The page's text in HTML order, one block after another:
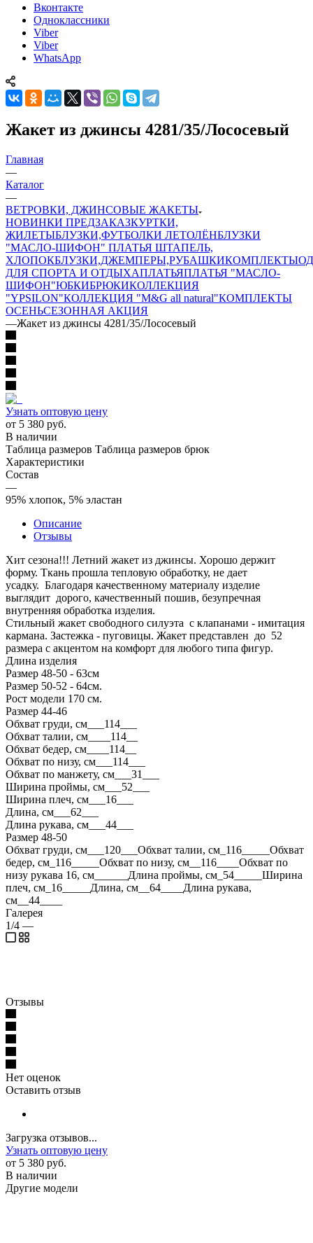
Вконтакте
Одноклассники
Viber
Viber
WhatsApp
Жакет из джинсы 4281/35/Лососевый
Главная
—
Каталог
—
ВЕТРОВКИ, ДЖИНСОВЫЕ ЖАКЕТЫ
НОВИНКИ ПРЕДЗАКАЗКУРТКИ,
ЖИЛЕТЫБЛУЗКИ,ФУТБОЛКИ ЛЕТОЛЁНБЛУЗКИ
"МАСЛО-ШИФОН" ПЛАТЬЯ ШТАПЕЛЬ,
ХЛОПОКБЛУЗКИ,ДЖЕМПЕРЫ,РУБАШКИКОМПЛЕКТЫ
ДЛЯ СПОРТА И ОТДЫХАПЛАТЬЯПЛАТЬЯ "МАСЛО-
ШИФОН"ЮБКИБРЮКИКОЛЛЕКЦИЯ
"YPSILON"КОЛЛЕКЦИЯ "M&G all natural"КОМПЛЕКТЫ
ОСЕНЬСЕЗОННАЯ АКЦИЯ
—Жакет из джинсы 4281/35/Лососевый
Узнать оптовую цену
от 5 380 руб.
В наличии
Таблица размеров Таблица размеров брюк
Характеристики
Состав
—
95% хлопок, 5% эластан
Описание
Отзывы
Хит сезона!!! Летний жакет из джинсы. Хорошо держит
форму. Ткань прошла тепловую обработку, не дает
усадку. Благодаря качественному материалу изделие
выглядит дорого, качественный пошив, безупречная
внутренняя обработка изделия.
Стильный жакет свободного силуэта с клапанами - имитация
кармана. Застежка - пуговицы. Жакет представлен до 52
размера с акцентом на комфорт для любого типа фигур.
Длина изделия
Размер 48-50 - 63см
Размер 50-52 - 64см.
Рост модели 170 см.
Размер 44-46
Обхват груди, см___114___
Обхват талии, см____114__
Обхват бедер, см____114__
Обхват по низу, см___114___
Обхват по манжету, см___31___
Ширина проймы, см___52___
Ширина плеч, см___16___
Длина, см___62___
Длина рукава, см___44___
Размер 48-50
Обхват груди, см___120___Обхват талии, см_116_____Обхват
бедер, см_116_____Обхват по низу, см__116____Обхват по
низу рукава 16, см______Длина проймы, см_54_____Ширина
плеч, см_16_____Длина, см__64____Длина рукава,
см__44____
Галерея
1/4 —
Отзывы
Нет оценок
Оставить отзыв
Загрузка отзывов...
Узнать оптовую цену
от 5 380 руб.
В наличии
Другие модели